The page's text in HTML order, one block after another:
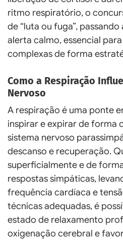
ritmo respiratório, o
de “luta ou fuga”,
alerta calmo, essencial
complexas de forma
Como a Respiração
Nervoso
A respiração é uma ponte
inspirar e expirar de forma
sistema nervoso
descanso e recuperação.
superficialmente e de
respostas simpáticas,
frequência cardíaca e
técnicas adequadas, é
estado de relaxamento
oxigenação cerebral e